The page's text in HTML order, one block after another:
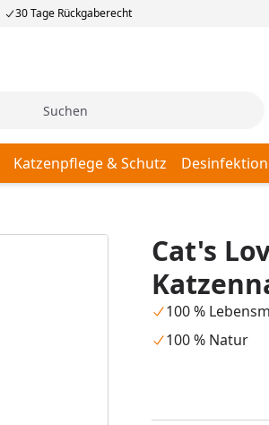
30 Tage Rückgaberecht
Katzenpflege & Schutz
Cat's
100 %
100 % Natur